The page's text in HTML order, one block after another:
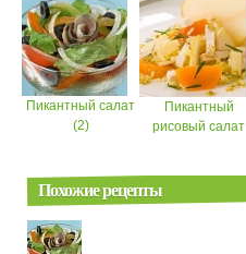
Пикантный салат
(2)
Пикантный
рисовый салат
Похожие рецепты